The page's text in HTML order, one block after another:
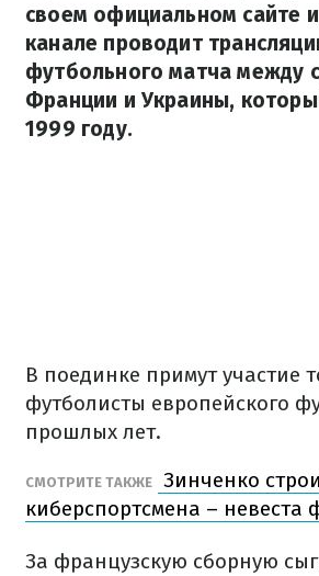
своем официальном сайте
канале проводит
футбольного матча между
Франции и Украины,
1999 году.
В поединке примут участие
футболисты европейского
прошлых лет.
СМОТРИТЕ ТАКЖЕ
Зинченко
киберспортсмена – невеста
За французскую сборную